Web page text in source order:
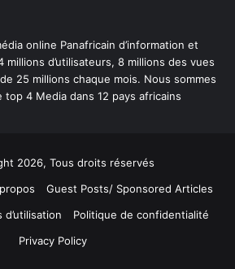
online Panafricain d’information et
d’utilisateurs, 8 millions des vues
25 millions chaque mois. Nous sommes
top 4 Media dans 12 pays africains
2026, Tous droits réservés
Guest Posts/ Sponsored Articles
Politique de confidentialité
Privacy Policy